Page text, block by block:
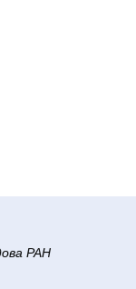
РАН